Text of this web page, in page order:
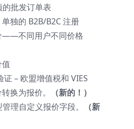
批发订单表
独的 B2B/B2C 注册
——不同用户不同价格
证 – 欧盟增值税和 VIES
换为报价。
（新的！）
理自定义报价字段。
（新